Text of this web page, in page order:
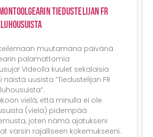
Tiedustelijan FR
muutamana päivänä
palamattomia
Videolla kuulet sekalaisia
näistä uusista ”Tiedustelijan FR
vielä, että minulla ei ole
(vielä) pidempää
joten nämä ajatukseni
varsin rajalliseen kokemukseeni.